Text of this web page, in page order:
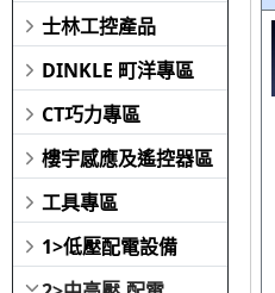
士林工控產品
DINKLE 町洋專區
CT巧力專區
樓宇感應及遙控器區
工具專區
1>低壓配電設備